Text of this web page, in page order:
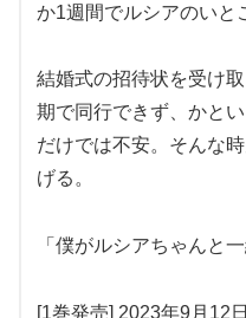
か1週間でルシアのいと
結婚式の招待状を受け
期で同行できず、かと
だけでは不安。そんな
げる。
「僕がルシアちゃんと
[1巻発売] 2023年9月12